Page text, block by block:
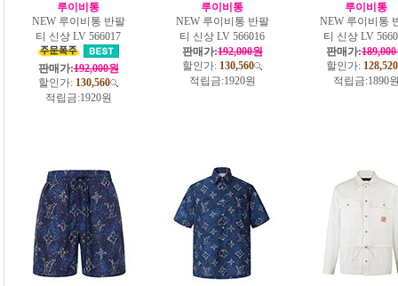
루이비통
NEW 루이비통 반팔
티 신상 LV 566017
판매가:192,000원
할인가: 130,560
적립금:1920원
루이비통
NEW 루이비통 반팔
티 신상 LV 566016
판매가:192,000원
할인가: 130,560
적립금:1920원
루이비통
NEW 루이비통
티 신상 LV
판매가:
할인가: 128,520
적립금:1890